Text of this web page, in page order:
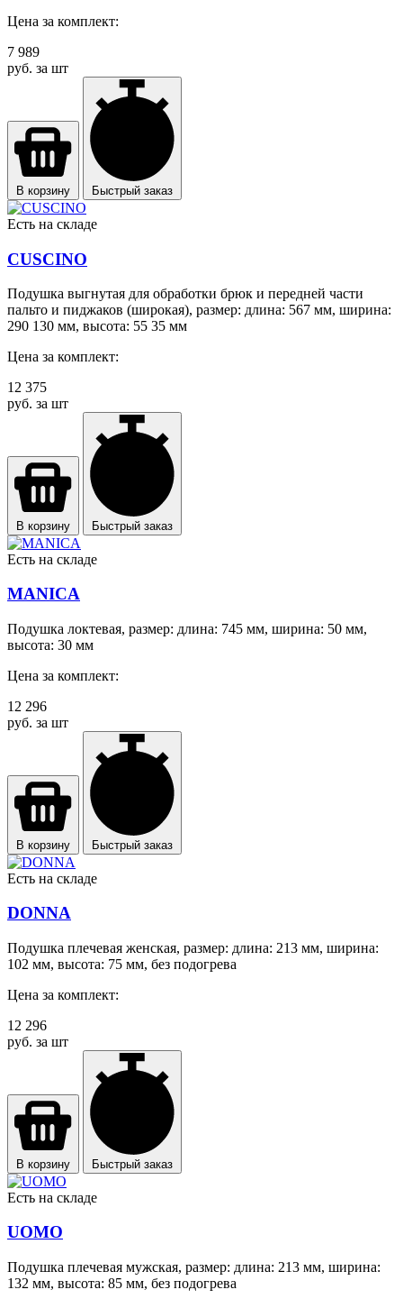
Цена за комплект:
7 989
руб. за шт
В корзину Быстрый заказ
Есть на складе
CUSCINO
Подушка выгнутая для обработки брюк и передней части
пальто и пиджаков (широкая), размер: длина: 567 мм, ширина:
290 130 мм, высота: 55 35 мм
Цена за комплект:
12 375
руб. за шт
В корзину Быстрый заказ
Есть на складе
MANICA
Подушка локтевая, размер: длина: 745 мм, ширина: 50 мм,
высота: 30 мм
Цена за комплект:
12 296
руб. за шт
В корзину Быстрый заказ
Есть на складе
DONNA
Подушка плечевая женская, размер: длина: 213 мм, ширина:
102 мм, высота: 75 мм, без подогрева
Цена за комплект:
12 296
руб. за шт
В корзину Быстрый заказ
Есть на складе
UOMO
Подушка плечевая мужская, размер: длина: 213 мм, ширина:
132 мм, высота: 85 мм, без подогрева